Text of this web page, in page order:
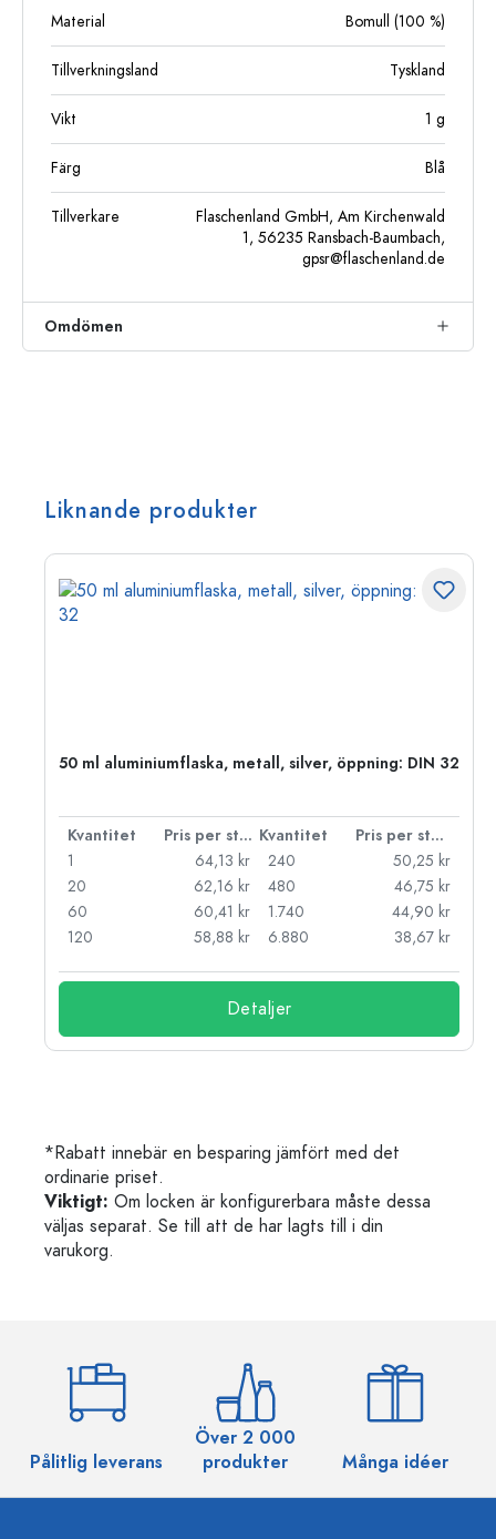
Material Bomull (100 %)
Tillverkningsland Tyskland
Vikt 1 g
Färg Blå
Tillverkare
Flaschenland GmbH, Am Kirchenwald
1, 56235 Ransbach-Baumbach,
gpsr@flaschenland.de
Omdömen
Liknande produkter
50 ml aluminiumflaska, metall, silver, öppning: DIN 32
Kvantitet Pris per styck Kvantitet
Pris per styck
1
64,13 kr
20
62,16 kr
60
60,41 kr
120
58,88 kr
240
50,25 kr
480
46,75 kr
1.740
44,90 kr
6.880
38,67 kr
Detaljer
*Rabatt innebär en besparing jämfört med det
ordinarie priset.
Viktigt: Om locken är konfigurerbara måste dessa
väljas separat. Se till att de har lagts till i din
varukorg.
Pålitlig leverans
Över 2 000
produkter
Många idéer